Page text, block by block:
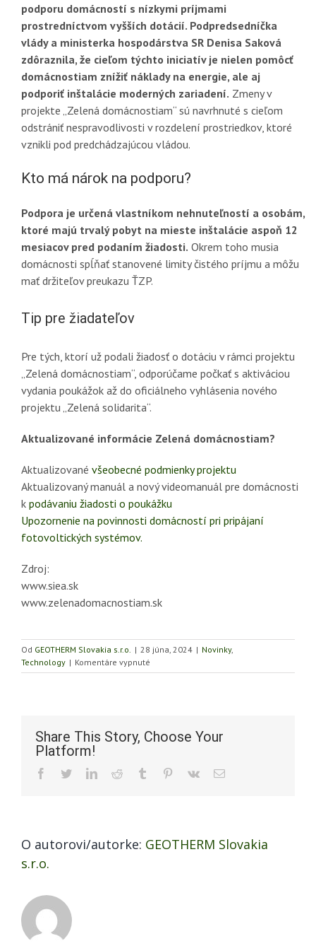
podporu domácností s nízkymi príjmami
prostredníctvom vyšších dotácií. Podpredsedníčka
vlády a ministerka hospodárstva SR Denisa Saková
zdôraznila, že cieľom týchto iniciatív je nielen pomôcť
domácnostiam znížiť náklady na energie, ale aj
podporiť inštalácie moderných zariadení. Zmeny v
projekte „Zelená domácnostiam“ sú navrhnuté s cieľom
odstrániť nespravodlivosti v rozdelení prostriedkov, ktoré
vznikli pod predchádzajúcou vládou.
Kto má nárok na podporu?
Podpora je určená vlastníkom nehnuteľností a osobám,
ktoré majú trvalý pobyt na mieste inštalácie aspoň 12
mesiacov pred podaním žiadosti. Okrem toho musia
domácnosti spĺňať stanovené limity čistého príjmu a môžu
mať držiteľov preukazu ŤZP.
Tip pre žiadateľov
Pre tých, ktorí už podali žiadosť o dotáciu v rámci projektu
„Zelená domácnostiam“, odporúčame počkať s aktiváciou
vydania poukážok až do oficiálneho vyhlásenia nového
projektu „Zelená solidarita“.
Aktualizované informácie Zelená domácnostiam?
Aktualizované všeobecné podmienky projektu
Aktualizovaný manuál a nový videomanuál pre domácnosti
k podávaniu žiadosti o poukážku
Upozornenie na povinnosti domácností pri pripájaní
fotovoltických systémov.
Zdroj:
www.siea.sk
www.zelenadomacnostiam.sk
Od GEOTHERM Slovakia s.r.o. | 28 júna, 2024 | Novinky,
Technology | Komentáre vypnuté
Zelená
pomoci
domácnosti
Share This Story, Choose Your
Platform!
Facebook
TwitterLinkedInReddit Tumblr Pinterest
Vk Email
O autorovi/autorke: GEOTHERM Slovakia
s.r.o.